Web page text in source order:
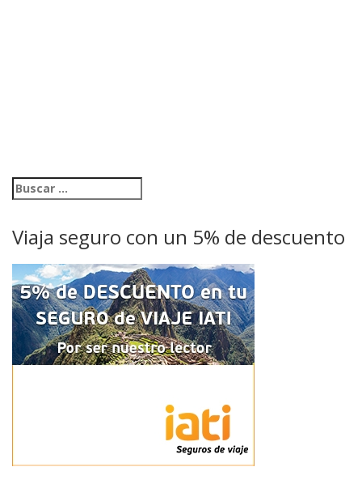
Viaja seguro con un 5% de descuento